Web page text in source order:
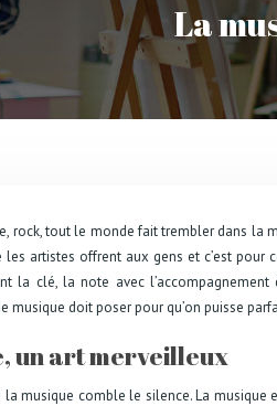
La
rock, tout le monde fait trembler dans la
les artistes offrent aux gens et c’est pour
la clé, la note avec l’accompagnement
musique doit poser pour qu’on puisse
un art merveilleux
la musique comble le silence. La